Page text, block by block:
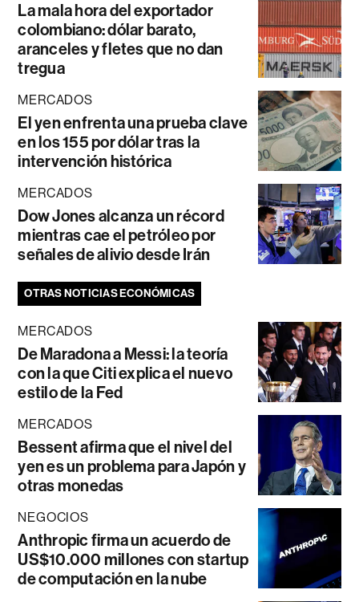
La mala hora del exportador
colombiano: dólar barato,
aranceles y fletes que no dan
tregua
MERCADOS
El yen enfrenta una prueba clave
en los 155 por dólar tras la
intervención histórica
MERCADOS
Dow Jones alcanza un récord
mientras cae el petróleo por
señales de alivio desde Irán
OTRAS NOTICIAS ECONÓMICAS
MERCADOS
De Maradona a Messi: la teoría
con la que Citi explica el nuevo
estilo de la Fed
MERCADOS
Bessent afirma que el nivel del
yen es un problema para Japón y
otras monedas
NEGOCIOS
Anthropic firma un acuerdo de
US$10.000 millones con startup
de computación en la nube